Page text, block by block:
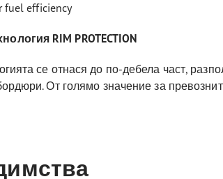
fuel efficiency
RIM PROTECTION
се отнася до по-дебела част,
От голямо значение за